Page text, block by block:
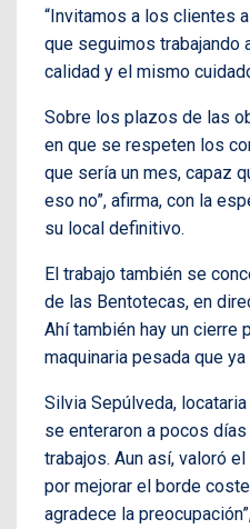
“Invitamos a los clientes
que seguimos trabajando
calidad y el mismo
Sobre los plazos de las
en que se respeten los
que sería un mes, capaz
eso no”, afirma, con la
su local definitivo.
El trabajo también se
de las Bentotecas, en
Ahí también hay un cierre
maquinaria pesada que
Silvia Sepúlveda,
se enteraron a pocos
trabajos. Aun así, valoró
por mejorar el borde
agradece la